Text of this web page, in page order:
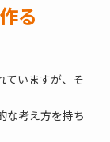
る
ていますが、そ
な考え方を持ち